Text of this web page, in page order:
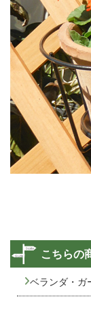
こちらの
ベランダ・ガ